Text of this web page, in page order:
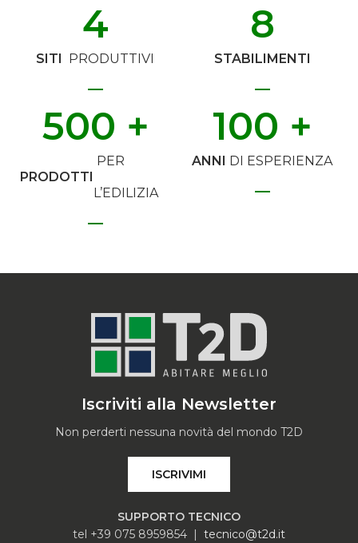
SITI PRODUTTIVI
4
STABILIMENTI
8
PRODOTTI
PER
L’EDILIZIA
500 +
ANNI DI ESPERIENZA
100 +
Iscriviti alla Newsletter
Non perderti nessuna novità del mondo T2D
ISCRIVIMI
SUPPORTO TECNICO
tel +39 075 8959854 | tecnico@t2d.it